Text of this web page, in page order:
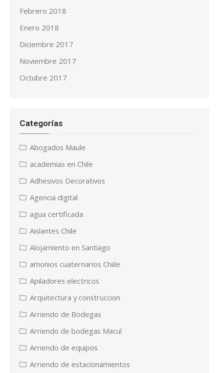
Febrero 2018
Enero 2018
Diciembre 2017
Noviembre 2017
Octubre 2017
Categorías
Abogados Maule
academias en Chile
Adhesivos Decorativos
Agencia digital
agua certificada
Aislantes Chile
Alojamiento en Santiago
amonios cuaternarios Chiile
Apiladores electricos
Arquitectura y construccion
Arriendo de Bodegas
Arriendo de bodegas Macul
Arriendo de equipos
Arriendo de estacionamientos